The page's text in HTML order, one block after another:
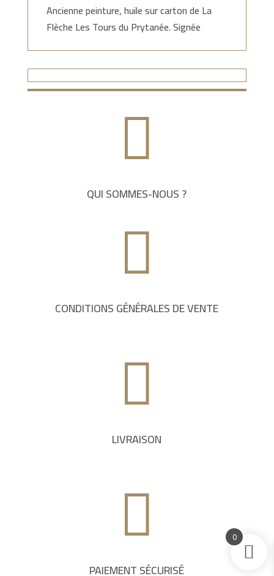
Ancienne peinture, huile sur carton de La
Flèche Les Tours du Prytanée. Signée

QUI SOMMES-NOUS ?

CONDITIONS GÉNÉRALES DE VENTE

LIVRAISON

PAIEMENT SÉCURISÉ
0